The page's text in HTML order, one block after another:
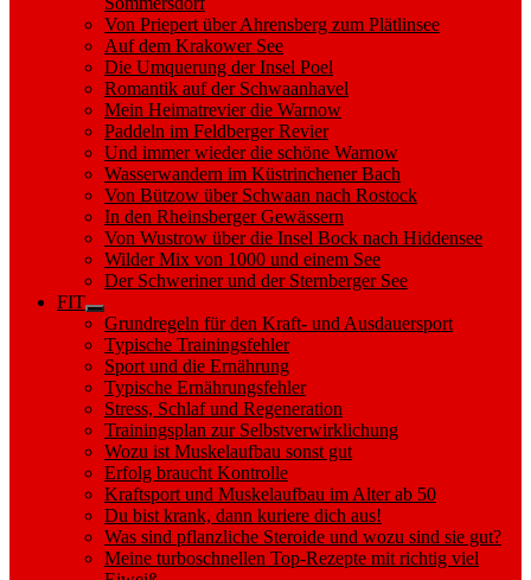
Von Priepert über Ahrensberg zum Plätlinsee
Auf dem Krakower See
Die Umquerung der Insel Poel
Romantik auf der Schwaanhavel
Mein Heimatrevier die Warnow
Paddeln im Feldberger Revier
Und immer wieder die schöne Warnow
Wasserwandern im Küstrinchener Bach
Von Bützow über Schwaan nach Rostock
In den Rheinsberger Gewässern
Von Wustrow über die Insel Bock nach Hiddensee
Wilder Mix von 1000 und einem See
Der Schweriner und der Sternberger See
FIT
Show
sub
menu
Grundregeln für den Kraft- und Ausdauersport
Typische Trainingsfehler
Sport und die Ernährung
Typische Ernährungsfehler
Stress, Schlaf und Regeneration
Trainingsplan zur Selbstverwirklichung
Wozu ist Muskelaufbau sonst gut
Erfolg braucht Kontrolle
Kraftsport und Muskelaufbau im Alter ab 50
Du bist krank, dann kuriere dich aus!
Was sind pflanzliche Steroide und wozu sind sie gut?
Meine turboschnellen Top-Rezepte mit richtig viel